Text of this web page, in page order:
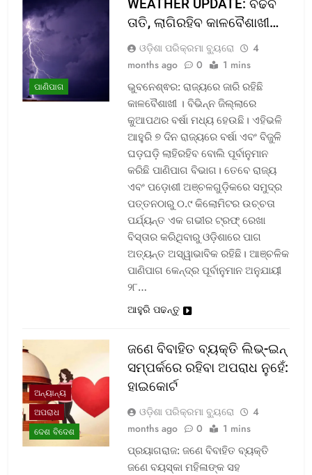
ପାଣିପାଗ
WEATHER UPDATE: ବଢିବ
ତାତି, ଲାଗିରହିବ କାଳବୈଶାଖୀ…
ଓଡ଼ିଶା ପରିକ୍ରମା ବ୍ୟୁରୋ
4
months ago
0 1 mins
ଭୁବନେଶ୍ଵର: ରାଜ୍ୟରେ ଜାରି ରହିଛି
କାଳବୈଶାଖୀ । ବିଭିନ୍ନ ଜିଲ୍ଲାରେ
କୁଆପଥର ବର୍ଷା ମଧ୍ୟ ହେଉଛି। ଏହିଭଳି
ଆହୁରି ୭ ଦିନ ରାଜ୍ୟରେ ବର୍ଷା ଏବଂ ବିଜୁଳି
ଘଡ଼ଘଡ଼ି ଲାହିରହିବ ବୋଲି ପୂର୍ବାନୁମାନ
କରିଛି ପାଣିପାଗ ବିଭାଗ। ତେବେ ରାଜ୍ୟ
ଏବଂ ପଡ଼ୋଶୀ ଅଞ୍ଚଳଗୁଡ଼ିକରେ ସମୁଦ୍ର
ପତ୍ତନଠାରୁ ୦.୯ କିଲୋମିଟର ଉଚ୍ଚତା
ପର୍ଯ୍ୟନ୍ତ ଏକ ଗଭୀର ଟ୍ରଫ୍ ରେଖା
ବିସ୍ତାର କରିଥିବାରୁ ଓଡ଼ିଶାରେ ପାଗ
ଅତ୍ୟନ୍ତ ଅସ୍ୱାଭାବିକ ରହିଛି। ଆଞ୍ଚଳିକ
ପାଣିପାଗ କେନ୍ଦ୍ର ପୂର୍ବାନୁମାନ ଅନୁଯାୟୀ
୨୮…
ଆହୁରି ପଢନ୍ତୁ
ଅନ୍ୟାନ୍ୟ
ଅପରାଧ
ଦେଶ ବିଦେଶ
ଜଣେ ବିବାହିତ ବ୍ୟକ୍ତି ଲିଭ୍-ଇନ୍
ସମ୍ପର୍କରେ ରହିବା ଅପରାଧ ନୁହେଁ:
ହାଇକୋର୍ଟ
ଓଡ଼ିଶା ପରିକ୍ରମା ବ୍ୟୁରୋ
4
months ago
0 1 mins
ପ୍ରୟାଗରାଜ: ଜଣେ ବିବାହିତ ବ୍ୟକ୍ତି
ଜଣେ ବୟସ୍କା ମହିଳାଙ୍କ ସହ